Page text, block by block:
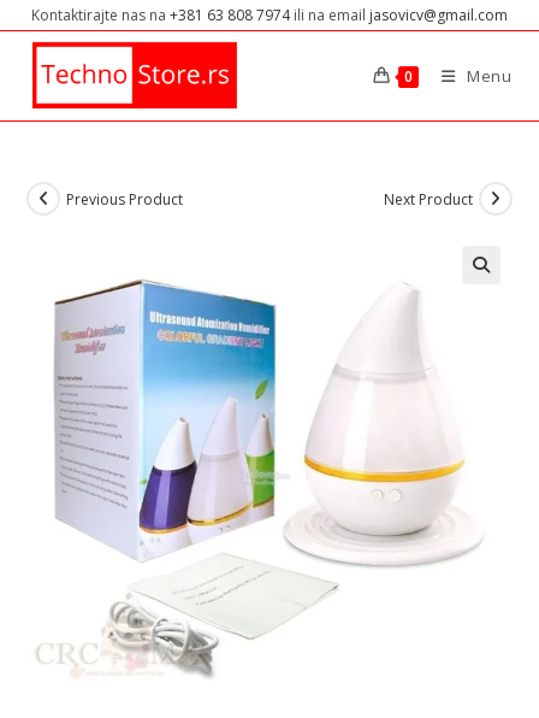
Kontaktirajte nas na +381 63 808 7974ili na email jasovicv@gmail.com
0 Menu
Previous Product Next Product